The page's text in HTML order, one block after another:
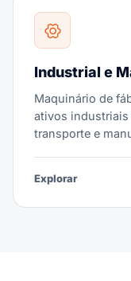
Industrial e
Maquinário de
ativos
transporte e
Explorar